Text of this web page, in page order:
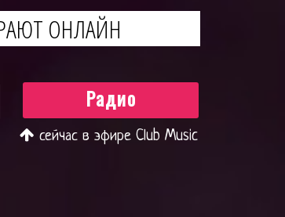
АЮТ ОНЛАЙН
сейчас в эфире Club Music
Радио